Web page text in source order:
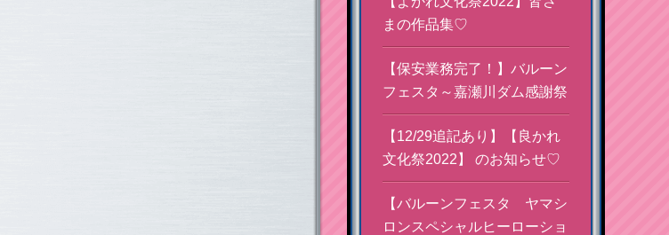
まの作品集♡
【保安業務完了！】バルーン
フェスタ～嘉瀬川ダム感謝祭
【12/29追記あり】【良かれ
文化祭2022】 のお知らせ♡
【バルーンフェスタ ヤマシ
ロンスペシャルヒーローショ